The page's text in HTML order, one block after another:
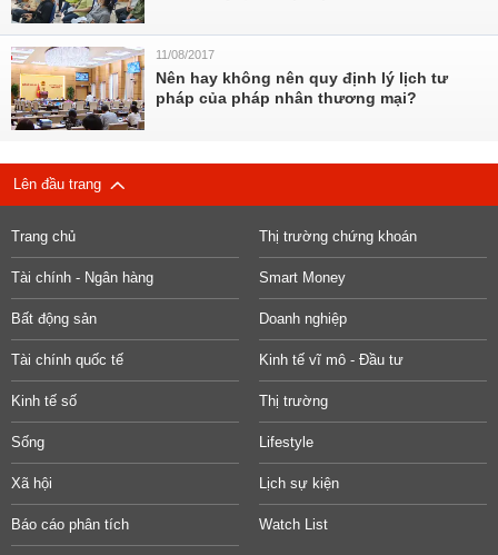
11/08/2017
Nên hay không nên quy định lý lịch tư
pháp của pháp nhân thương mại?
Lên đầu trang
Trang chủ Thị trường chứng khoán
Tài chính - Ngân hàng Smart Money
Bất động sản Doanh nghiệp
Tài chính quốc tế Kinh tế vĩ mô - Đầu tư
Kinh tế số Thị trường
Sống Lifestyle
Xã hội Lịch sự kiện
Báo cáo phân tích Watch List